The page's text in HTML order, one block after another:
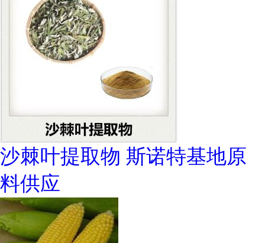
沙棘叶提取物 斯诺特基地原
料供应